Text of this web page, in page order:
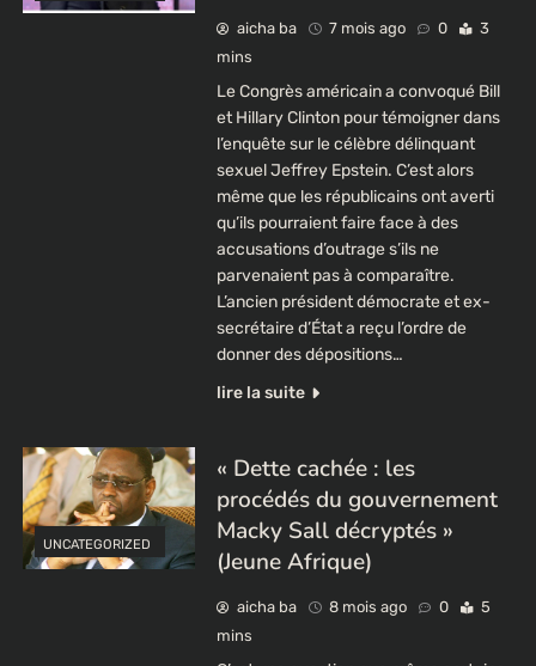
aicha ba 7 mois ago 0
3
mins
Le Congrès américain a convoqué Bill
et Hillary Clinton pour témoigner dans
l’enquête sur le célèbre délinquant
sexuel Jeffrey Epstein. C’est alors
même que les républicains ont averti
qu’ils pourraient faire face à des
accusations d’outrage s’ils ne
parvenaient pas à comparaître.
L’ancien président démocrate et ex-
secrétaire d’État a reçu l’ordre de
donner des dépositions…
lire la suite
UNCATEGORIZED
« Dette cachée : les
procédés du gouvernement
Macky Sall décryptés »
(Jeune Afrique)
aicha ba 8 mois ago 0
5
mins